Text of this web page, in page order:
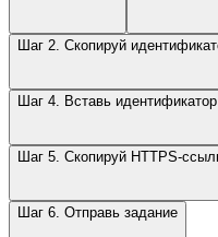
Шаг 2. Скопируй
Шаг 4. Вставь
Шаг 5. Скопируй HTTPS-
Шаг 6. Отправь задание